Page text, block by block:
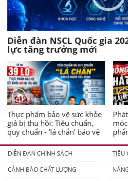
Diễn đàn NSCL Quốc gia
lực tăng trưởng mới
Thực phẩm bảo vệ sức khỏe
giả bị thu hồi: Tiêu chuẩn,
quy chuẩn - 'lá chắn' bảo vệ
DIỄN ĐÀN CHÍNH SÁCH
TIÊU
CẢNH BÁO CHẤT LƯỢNG